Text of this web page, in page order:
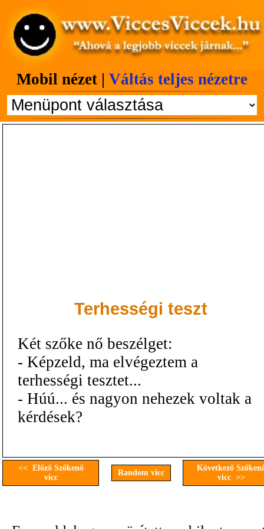
Mobil nézet | Váltás teljes nézetre
Terhességi teszt
Két szőke nő beszélget:
- Képzeld, ma elvégeztem a
terhességi tesztet...
- Húú... és nagyon nehezek voltak a
kérdések?
<< Előző Szőkenő
vicc
Random vicc
Következő
vicc >>